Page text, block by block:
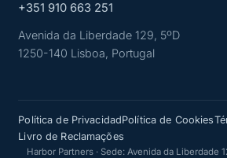
+351 910 663 251
Avenida da Liberdade 129, 5ºD
1250-140 Lisboa, Portugal
Política de PrivacidadPolítica de Cookies
Livro de Reclamações
Harbor Partners · Sede: Avenida da Liberdade